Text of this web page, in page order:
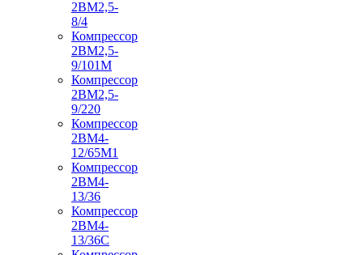
2ВМ2,5-
8/4
Компрессор
2ВМ2,5-
9/101М
Компрессор
2ВМ2,5-
9/220
Компрессор
2ВМ4-
12/65М1
Компрессор
2ВМ4-
13/36
Компрессор
2ВМ4-
13/36С